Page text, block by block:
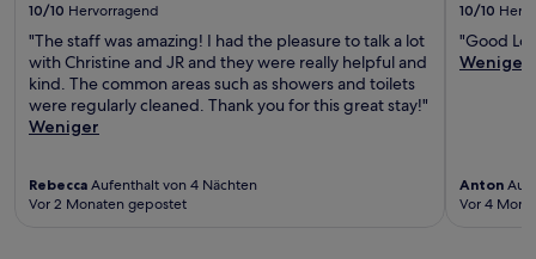
10/10 Hervorragend
"The staff was amazing! I had the pleasure to talk a lot
with Christine and JR and they were really helpful and
kind. The common areas such as showers and toilets
were regularly cleaned. Thank you for this great stay!"
Weniger
Rebecca Aufenthalt von 4 Nächten
Vor 2 Monaten gepostet
10/10
"Good
Weniger
Anton
Vor 4